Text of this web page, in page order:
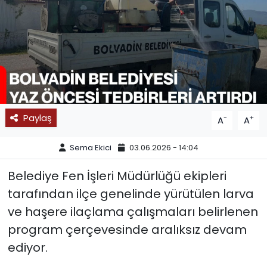
Paylaş A- A+
Sema Ekici 03.06.2026 - 14:04
Belediye Fen İşleri Müdürlüğü ekipleri
tarafından ilçe genelinde yürütülen larva
ve haşere ilaçlama çalışmaları belirlenen
program çerçevesinde aralıksız devam
ediyor.
SPOR
11:11 MANŞET